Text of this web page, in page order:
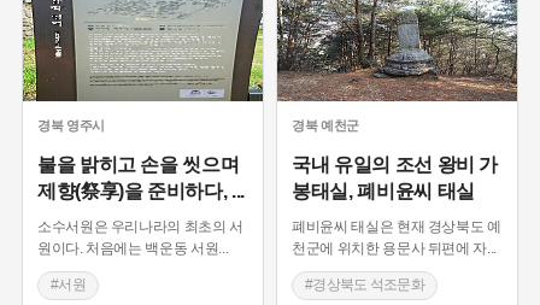
#강진 #부산 #풍속 #의병활동 #빵지순례
#지역의 설화 #동의보감 #28독립선언 #지명유래
#여성 독립운동가 #영산포 #전설 #징채 #독립운동가
#동화 #단지 #온라인 생활사박물관
#온달 #여성독립운동가 #고구려 #산성 #한의학
#외성 #용인 #여성의원 #왕건
#조선시대 석조문화
경북 영주시
불을 밝히고 손을 씻으며
제향(祭享)을 준비하다, ...
소수서원은 우리나라의 최초의 서
원이다. 처음에는 백운동 서원
#서원
경북예천군
국내 유일의 조선 왕비 가
봉태실, 폐비윤씨 태실
폐비윤씨 태실은 현재 경상북도 예
천군에 위치한 용문사 뒤편에 자
#경상북도 석조문화